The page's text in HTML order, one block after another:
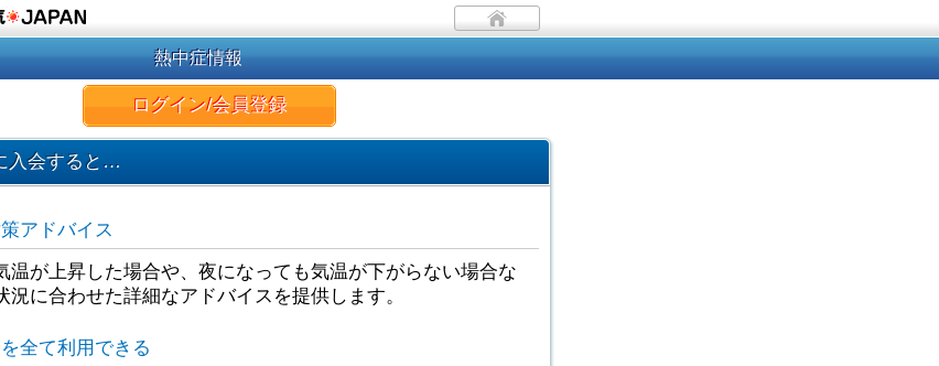
熱中症情報
ログイン/会員登録
入会すると…
アドバイス
温が上昇した場合や、夜になっても気温が下がらない場合な
況に合わせた詳細なアドバイスを提供します。
全て利用できる